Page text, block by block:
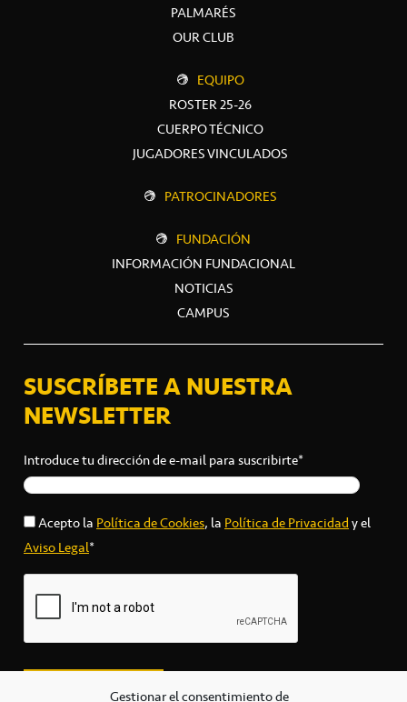
Gestionar el consentimiento de
PALMARÉS
OUR CLUB
EQUIPO
ROSTER 25-26
CUERPO TÉCNICO
JUGADORES VINCULADOS
PATROCINADORES
FUNDACIÓN
INFORMACIÓN FUNDACIONAL
NOTICIAS
CAMPUS
SUSCRÍBETE A NUESTRA
NEWSLETTER
Introduce tu dirección de e-mail para suscribirte*
Acepto laPolítica de Cookies, laPolítica de Privacidady el
Aviso Legal*